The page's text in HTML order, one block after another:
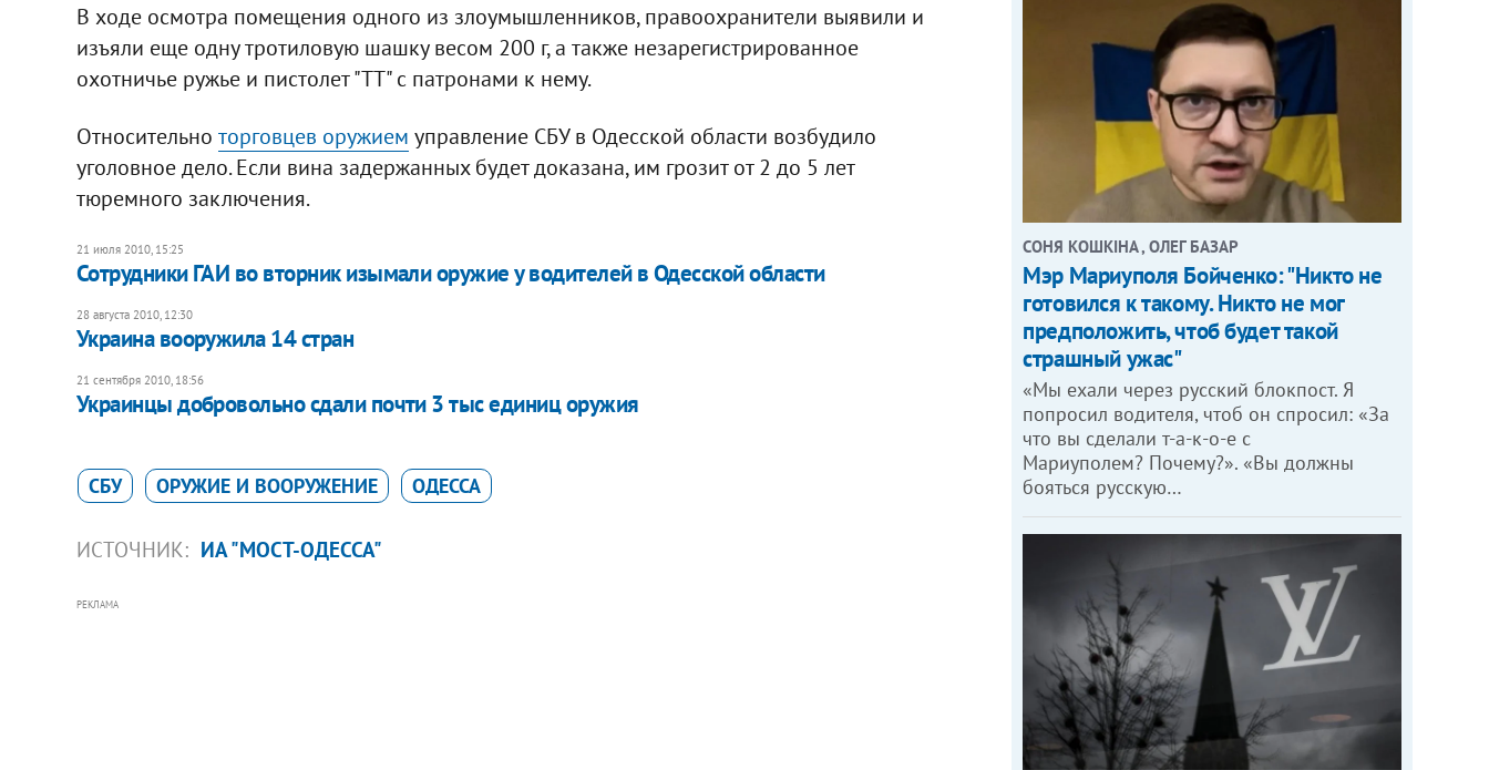
В ходе осмотра помещения одного из злоумышленников, правоохранители выявили и
изъяли еще одну тротиловую шашку весом 200 г, а также незарегистрированное
охотничье ружье и пистолет "ТТ" с патронами к нему.
Относительно торговцев оружием управление СБУ в Одесской области возбудило
уголовное дело. Если вина задержанных будет доказана, им грозит от 2 до 5 лет
тюремного заключения.
21 июля 2010, 15:25
Сотрудники ГАИ во вторник изымали оружие у водителей в Одесской области
28 августа 2010, 12:30
Украина вооружила 14 стран
21 сентября 2010, 18:56
Украинцы добровольно сдали почти 3 тыс единиц оружия
СБУ ОРУЖИЕ И ВООРУЖЕНИЕ ОДЕССА
ИСТОЧНИК: ИА "МОСТ-ОДЕССА"
РЕКЛАМА
СОНЯ КОШКІНА , ОЛЕГ БАЗАР
Мэр Мариуполя Бойченко: "Никто не
готовился к такому. Никто не мог
предположить, чтоб будет такой
страшный ужас"
«Мы ехали через русский блокпост. Я
попросил водителя, чтоб он спросил: «За
что вы сделали т-а-к-о-е с
Мариуполем? Почему?». «Вы должны
бояться русскую…